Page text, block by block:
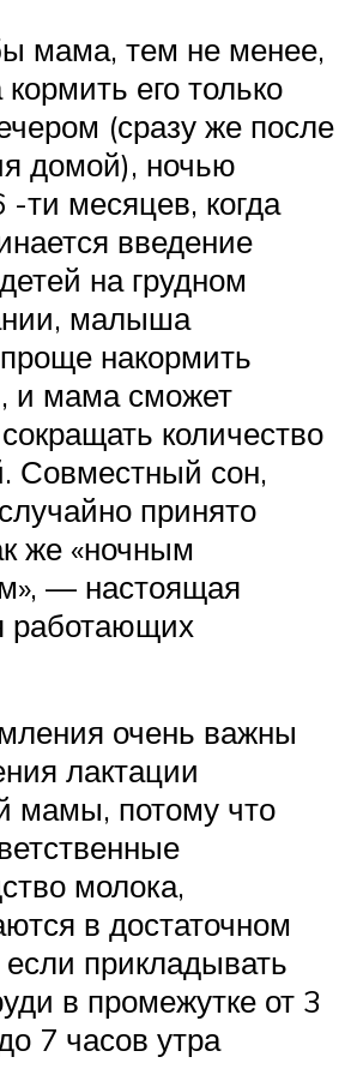
мама, тем не менее,
его только
(сразу же после
домой), ночью
ти месяцев, когда
введение
на грудном
малыша
накормить
и мама сможет
количество
Совместный сон,
принято
же «ночным
— настоящая
работающих
очень важны
лактации
мамы, потому что
молока,
в достаточном
если прикладывать
в промежутке от 3
7 часов утра